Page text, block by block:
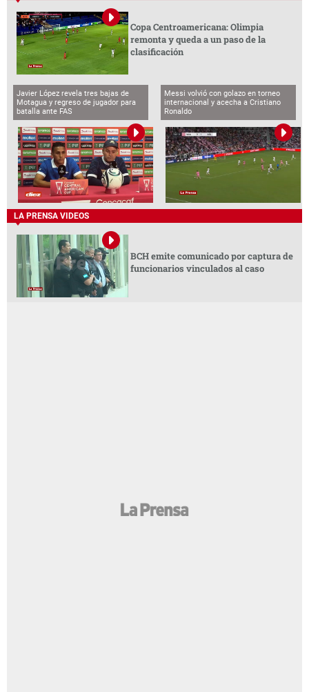
Copa Centroamericana: Olimpia
remonta y queda a un paso de la
clasificación
Javier López revela tres bajas de
Motagua y regreso de jugador para
batalla ante FAS
Messi volvió con golazo en torneo
internacional y acecha a Cristiano
Ronaldo
LA PRENSA VIDEOS
BCH emite comunicado por captura de
funcionarios vinculados al caso